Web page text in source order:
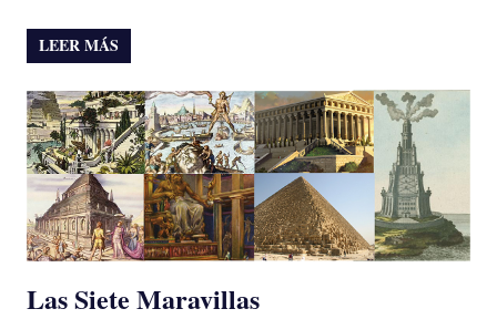
LEER MÁS
Las Siete Maravillas